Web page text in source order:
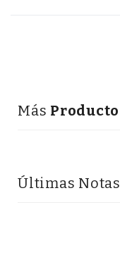
Más Producto
Últimas Notas